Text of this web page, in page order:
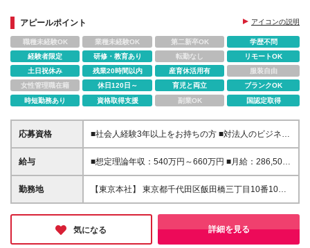
アピールポイント アイコンの説明
職種未経験OK 業種未経験OK 第二新卒OK
学歴不問
経験者限定
研修・教育あり 転勤なし
リモートOK
土日祝休み
残業20時間以内 産育休活用有
服装自由
女性管理職在籍
休日120日～ 育児と両立
ブランクOK
時短勤務あり
資格取得支援 副業OK 国認定取得
応募資格
■社会人経験3年以上をお持ちの方 ■対法人のビジネス
コミュニケーションスキルを有し、下記いずれの経験
もお持ちの方 ・インフラ(サーバーまたはネットワー
(目安2年以上) ・アラート検知時の一次対応(手順書に
沿った連絡、再起動、ログ採取など)の経験 ・ネット
学歴不問
給与
■想定理論年収：540万円～660万円 ■月給：286,500
円～351,500円 ※経験・能力等を考慮の上決定します
※想定理論年収は「基本給＋時間外手当＋賞与」とな
社業績、個人別評価に応じて変動します
勤務地
【東京本社】 東京都千代田区飯田橋三丁目10番10号
ガーデンエアタワー ※入社時8営業日、東京本社で集
合研修がございます (変更の範囲)上記を除く弊社関連
勤務地
気になる 詳細を見る